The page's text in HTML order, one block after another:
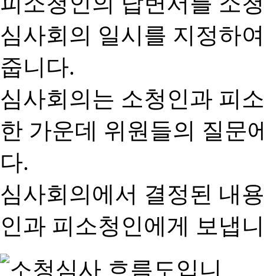
심사회의 일시를 지정하
줍니다.
심사회의는 소청인과 피
한 가운데 위원들의 질문
다.
심사회의에서 결정된 내
인과 피소청인에게 보냅